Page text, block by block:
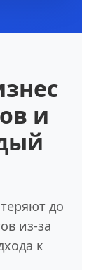
и
до
из-за
к